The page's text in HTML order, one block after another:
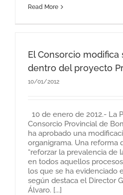
Read More
El Consorcio modifica
dentro del proyecto
10/01/2012
10 de enero de 2012.- La
Consorcio Provincial de
ha aprobado una
organigrama. Una reforma
“reforzar la prevalencia de
en todos aquellos
los que se ha evidenciado
según destaca el Director
Álvaro. [...]